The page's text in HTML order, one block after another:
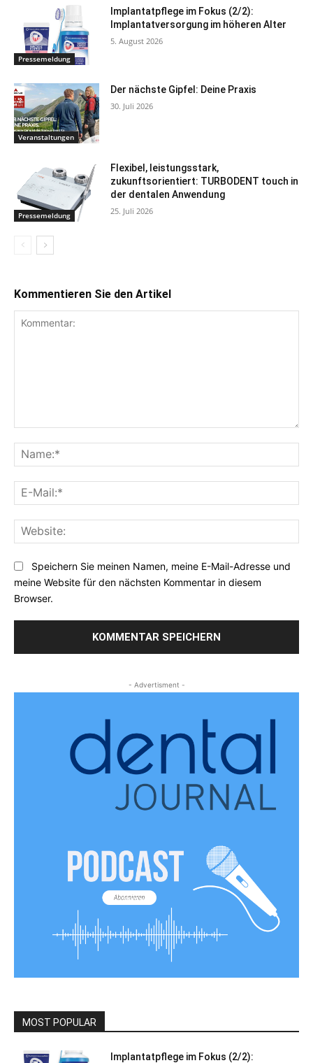
Pressemeldung
Implantatpflege im Fokus (2/2):
Implantatversorgung im höheren Alter
5. August 2026
Veranstaltungen
Der nächste Gipfel: Deine Praxis
30. Juli 2026
Pressemeldung
Flexibel, leistungsstark,
zukunftsorientiert: TURBODENT touch in
der dentalen Anwendung
25. Juli 2026
Kommentieren Sie den Artikel
Speichern Sie meinen Namen, meine E-Mail-Adresse und
meine Website für den nächsten Kommentar in diesem
Browser.
- Advertisment -
MOST POPULAR
Implantatpflege im Fokus (2/2):